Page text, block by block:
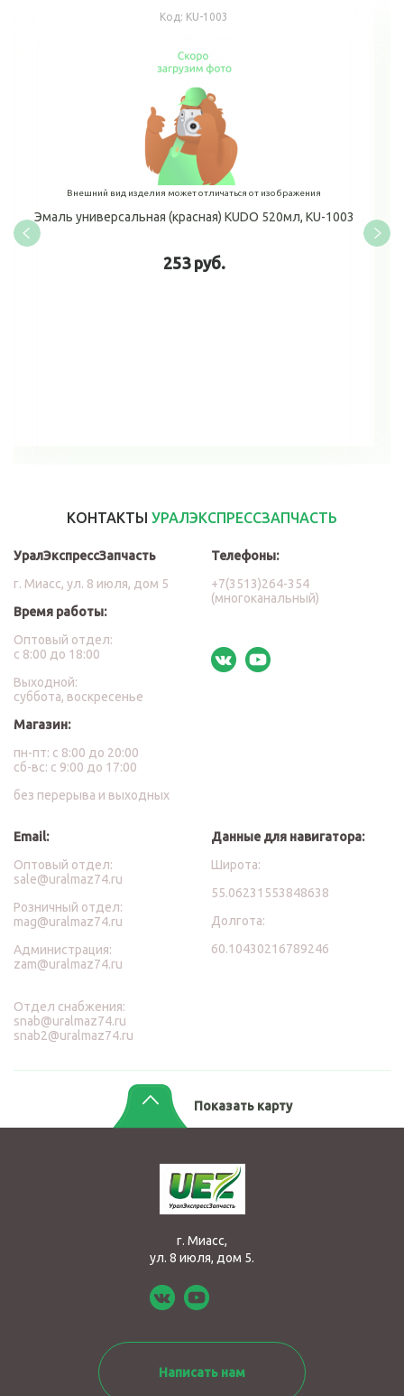
Код: KU-1003
Внешний вид изделия может отличаться от изображения
Эмаль универсальная (красная) KUDO 520мл, KU-1003
253 руб.
КОНТАКТЫ УРАЛЭКСПРЕССЗАПЧАСТЬ
УралЭкспрессЗапчасть
г. Миасс, ул. 8 июля, дом 5
Время работы:
Оптовый отдел:
с 8:00 до 18:00
Выходной:
суббота, воскресенье
Магазин:
пн-пт: с 8:00 до 20:00
сб-вс: с 9:00 до 17:00
без перерыва и выходных
Телефоны:
+7(3513)264-354
(многоканальный)
Email:
Оптовый отдел:
sale@uralmaz74.ru
Розничный отдел:
mag@uralmaz74.ru
Администрация:
zam@uralmaz74.ru
Отдел снабжения:
snab@uralmaz74.ru
snab2@uralmaz74.ru
Данные для навигатора:
Широта:
55.06231553848638
Долгота:
60.10430216789246
Показать карту
г. Миасс,
ул. 8 июля, дом 5.
Написать нам